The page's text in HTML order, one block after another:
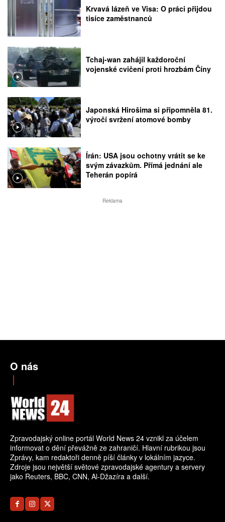
Krvavá lázeň ve Visa: O práci přijdou
tisíce zaměstnanců
Tchaj-wan zahájil každoroční
vojenské cvičení proti hrozbám Číny
Japonská Hirošima si připomněla 81.
výročí svržení atomové bomby
Írán: USA jsou ochotny vrátit se ke
svým závazkům. Přímá jednání ale
Teherán popírá
Reklama
O nás
Zpravodajský online portál World News 24 vznikl za účelem
informovat o dění převážně ze zahraničí. Hlavní rubrikou jsou
Zprávy, kam redaktoři denně píší články v lokálním jazyce.
Zdroje jsou největší světové zpravodajské agentury a servery
jako Reuters, BBC, CNN, Al-Džazíra a další.